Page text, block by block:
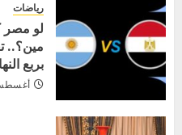
رياضات
لو مصر
مين؟..
بربع
أغسطس 1,